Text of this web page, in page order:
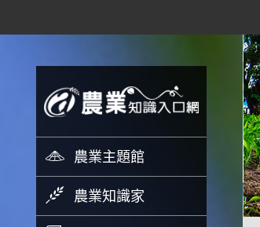
農業知識家 - 農業
農業主題館
農業知識家